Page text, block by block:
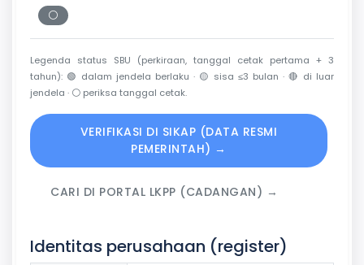
⚪
Periksa tanggal cetak
Legenda status SBU (perkiraan, tanggal cetak pertama + 3
tahun): 🟢 dalam jendela berlaku · 🟡 sisa ≤3 bulan · 🔴 di luar
jendela · ⚪ periksa tanggal cetak.
VERIFIKASI DI SIKAP (DATA RESMI
PEMERINTAH) →
CARI DI PORTAL LKPP (CADANGAN) →
Identitas perusahaan (register)